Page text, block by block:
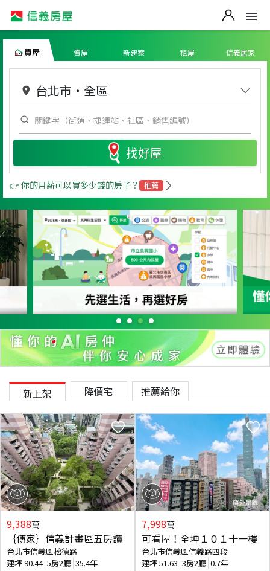
買屋 賣屋 新建案 租屋 信義居家
台北市 ・ 全區
找好屋
👉 你的月薪可以買多少錢的房子？ 推薦
新上架 降價宅 推薦給你
9,388萬
｛傳家｝信義計畫區五房讚
台北市信義區松德路
建坪90.44 5房2廳 35.4年
7,998萬
可看屋！全坤１０１十一樓
台北市信義區信義路四段
建坪51.63 3房2廳 0.7年